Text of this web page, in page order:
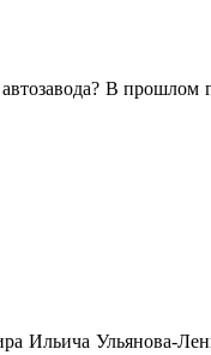
В
Ильича Ульянова-